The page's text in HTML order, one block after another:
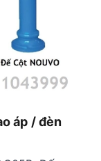
áp / đèn